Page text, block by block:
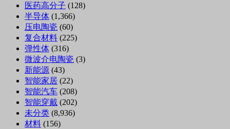
医药高分子 (128)
半导体 (1,366)
压电陶瓷 (60)
复合材料 (225)
弹性体 (316)
微波介电陶瓷 (3)
新能源 (43)
智能家居 (22)
智能汽车 (208)
智能穿戴 (202)
未分类 (8,936)
材料 (156)